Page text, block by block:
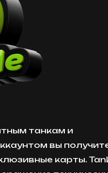
танкам и
вы
карты.